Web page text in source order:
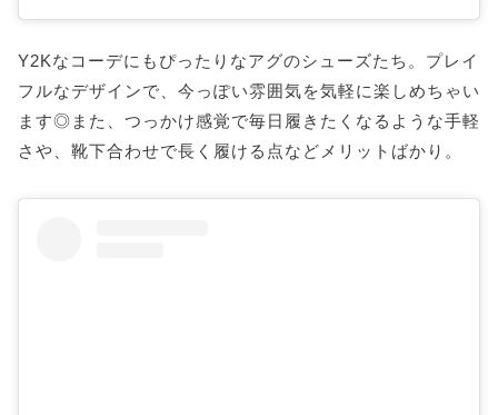
Y2Kなコーデにもぴったりなアグのシューズたち。プレイ
フルなデザインで、今っぽい雰囲気を気軽に楽しめちゃい
ます◎また、つっかけ感覚で毎日履きたくなるような手軽
さや、靴下合わせで長く履ける点などメリットばかり。